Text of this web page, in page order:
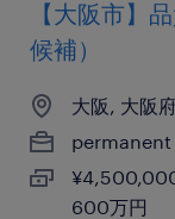
【大阪市】
候補）
大阪, 大阪
permanent
600万円